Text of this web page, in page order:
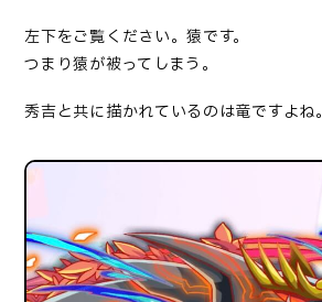
左下をご覧ください。猿です。
つまり猿が被ってしまう。
秀吉と共に描かれているのは竜ですよね。